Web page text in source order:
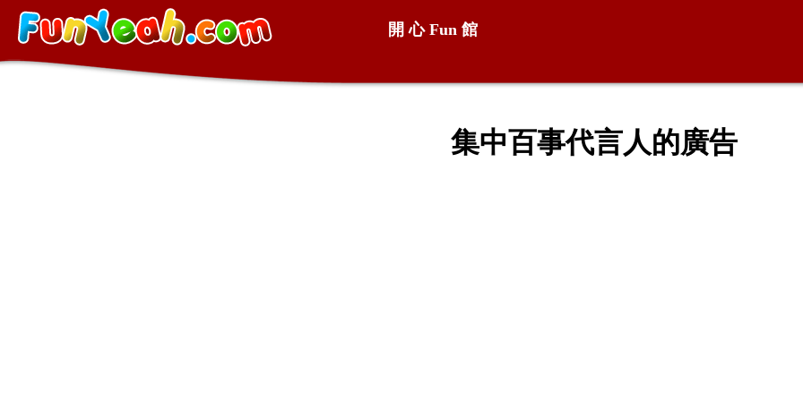
開 心 Fun 館
集中百事代言人的廣告